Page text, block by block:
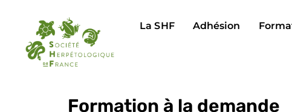
La SHF Adhésion
Formation à la demande